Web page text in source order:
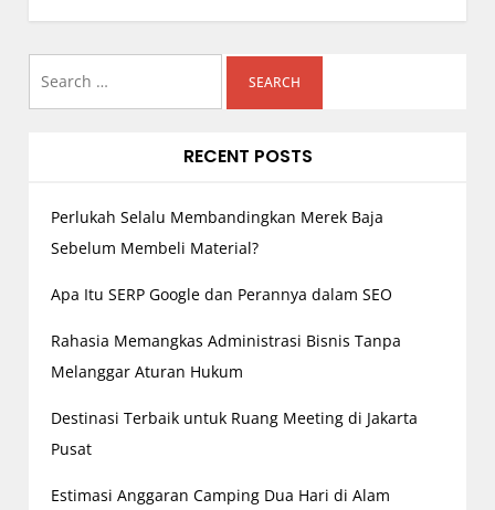
i
g
o
n
RECENT POSTS
Perlukah Selalu Membandingkan Merek Baja
Sebelum Membeli Material?
Apa Itu SERP Google dan Perannya dalam SEO
Rahasia Memangkas Administrasi Bisnis Tanpa
Melanggar Aturan Hukum
Destinasi Terbaik untuk Ruang Meeting di Jakarta
Pusat
Estimasi Anggaran Camping Dua Hari di Alam